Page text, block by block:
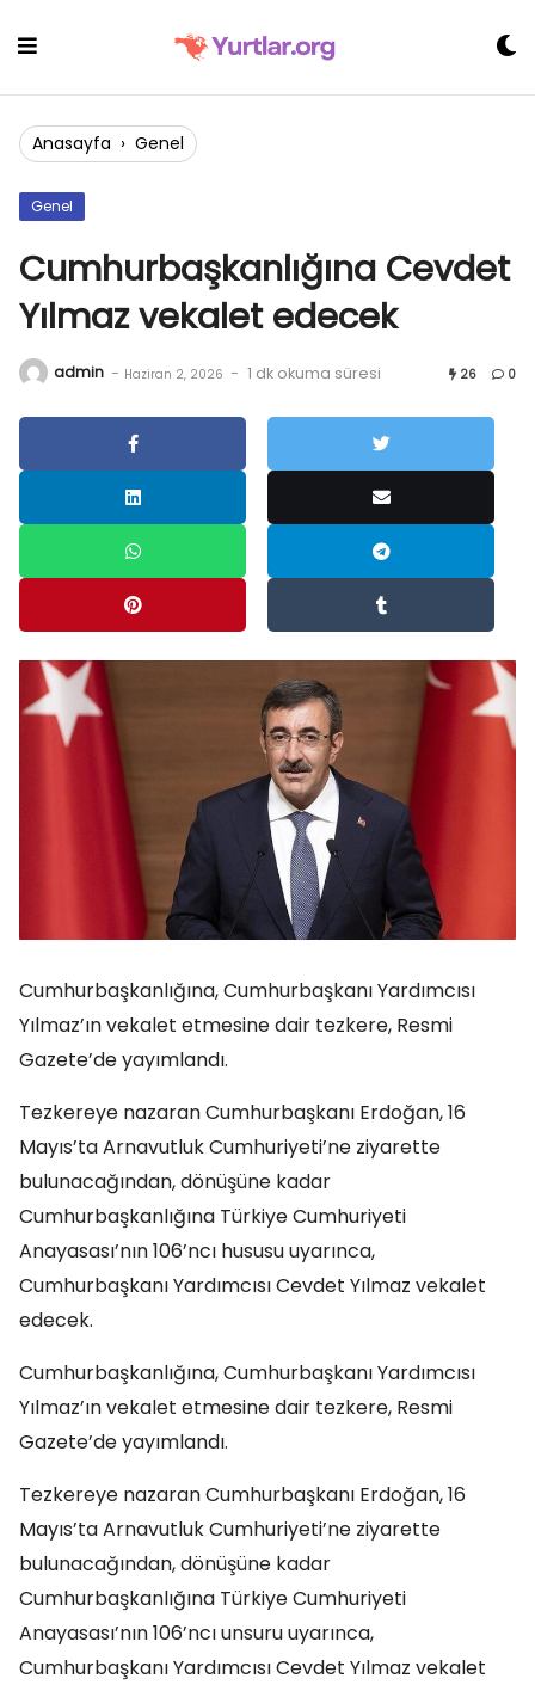
Anasayfa › Genel
Genel
Cumhurbaşkanlığına Cevdet
Yılmaz vekalet edecek
admin - Haziran 2, 2026 - 1 dk okuma süresi 26 0
Cumhurbaşkanlığına, Cumhurbaşkanı Yardımcısı
Yılmaz’ın vekalet etmesine dair tezkere, Resmi
Gazete’de yayımlandı.
Tezkereye nazaran Cumhurbaşkanı Erdoğan, 16
Mayıs’ta Arnavutluk Cumhuriyeti’ne ziyarette
bulunacağından, dönüşüne kadar
Cumhurbaşkanlığına Türkiye Cumhuriyeti
Anayasası’nın 106’ncı hususu uyarınca,
Cumhurbaşkanı Yardımcısı Cevdet Yılmaz vekalet
edecek.
Cumhurbaşkanlığına, Cumhurbaşkanı Yardımcısı
Yılmaz’ın vekalet etmesine dair tezkere, Resmi
Gazete’de yayımlandı.
Tezkereye nazaran Cumhurbaşkanı Erdoğan, 16
Mayıs’ta Arnavutluk Cumhuriyeti’ne ziyarette
bulunacağından, dönüşüne kadar
Cumhurbaşkanlığına Türkiye Cumhuriyeti
Anayasası’nın 106’ncı unsuru uyarınca,
Cumhurbaşkanı Yardımcısı Cevdet Yılmaz vekalet